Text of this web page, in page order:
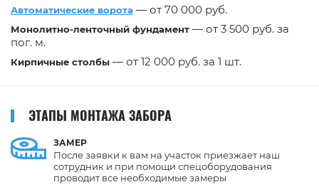
Автоматические ворота — от 70 000 руб.
Монолитно-ленточный фундамент — от 3 500 руб. за
пог. м.
Кирпичные столбы — от 12 000 руб. за 1 шт.
ЭТАПЫ МОНТАЖА ЗАБОРА
ЗАМЕР
После заявки к вам на участок приезжает наш
сотрудник и при помощи спецоборудования
проводит все необходимые замеры